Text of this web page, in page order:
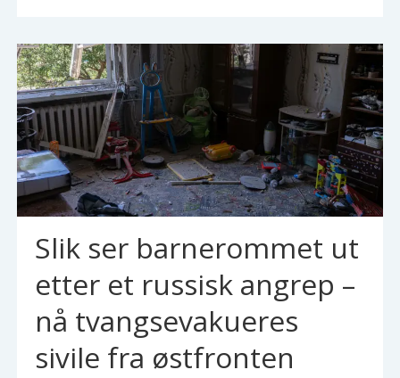
Slik ser barnerommet ut
etter et russisk angrep –
nå tvangsevakueres
sivile fra østfronten